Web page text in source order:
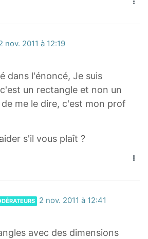
nov. 2011 à 12:19
dans l'énoncé, Je suis
un rectangle et non un
me le dire, c'est mon prof
s'il vous plaît ?
2 nov. 2011 à 12:41
avec des dimensions